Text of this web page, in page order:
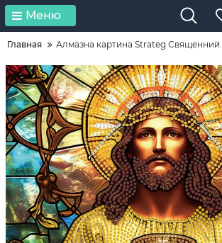
Меню
Главная Алмазна картина Strateg